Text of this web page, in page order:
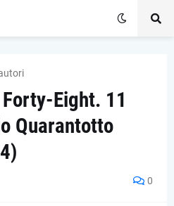
Eight. 11
Quarantotto
0